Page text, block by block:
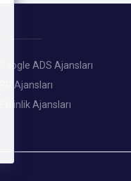
Google ADS Ajansları
PR Ajansları
Etkinlik Ajansları